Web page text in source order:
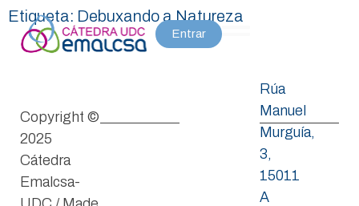
Entrar
Etiqueta: Debuxando a Natureza
Rúa
Manuel
Murguía,
3,
15011
A
Copyright ©
2025
Cátedra
Emalcsa-